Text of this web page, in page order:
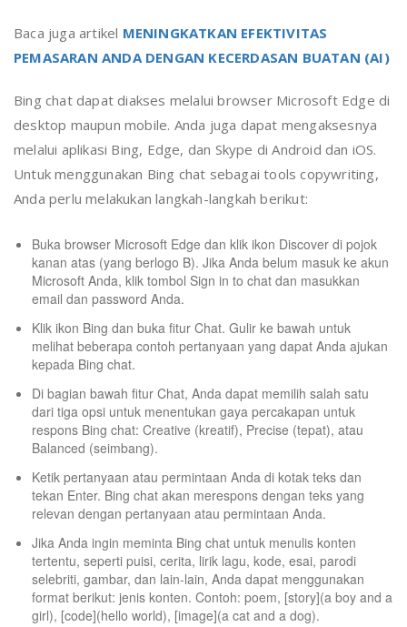
Baca juga artikel MENINGKATKAN EFEKTIVITAS
PEMASARAN ANDA DENGAN KECERDASAN BUATAN (AI)
Bing chat dapat diakses melalui browser Microsoft Edge di
desktop maupun mobile. Anda juga dapat mengaksesnya
melalui aplikasi Bing, Edge, dan Skype di Android dan iOS.
Untuk menggunakan Bing chat sebagai tools copywriting,
Anda perlu melakukan langkah-langkah berikut:
Buka browser Microsoft Edge dan klik ikon Discover di pojok
kanan atas (yang berlogo B). Jika Anda belum masuk ke akun
Microsoft Anda, klik tombol Sign in to chat dan masukkan
email dan password Anda.
Klik ikon Bing dan buka fitur Chat. Gulir ke bawah untuk
melihat beberapa contoh pertanyaan yang dapat Anda ajukan
kepada Bing chat.
Di bagian bawah fitur Chat, Anda dapat memilih salah satu
dari tiga opsi untuk menentukan gaya percakapan untuk
respons Bing chat: Creative (kreatif), Precise (tepat), atau
Balanced (seimbang).
Ketik pertanyaan atau permintaan Anda di kotak teks dan
tekan Enter. Bing chat akan merespons dengan teks yang
relevan dengan pertanyaan atau permintaan Anda.
Jika Anda ingin meminta Bing chat untuk menulis konten
tertentu, seperti puisi, cerita, lirik lagu, kode, esai, parodi
selebriti, gambar, dan lain-lain, Anda dapat menggunakan
format berikut: jenis konten. Contoh: poem, [story](a boy and a
girl), [code](hello world), [image](a cat and a dog).